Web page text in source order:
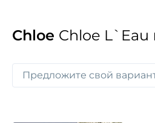
Chloe Chloe L`Eau